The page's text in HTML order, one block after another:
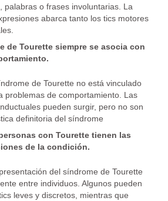
palabras o frases involuntarias. La
abarca tanto los tics motores
de Tourette siempre se asocia con
de Tourette no está vinculado
problemas de comportamiento. Las
pueden surgir, pero no son
definitoria del síndrome
con Tourette tienen las
de la condición.
del síndrome de Tourette
entre individuos. Algunos pueden
leves y discretos, mientras que